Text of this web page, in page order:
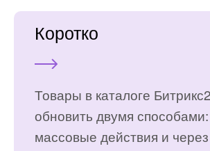
Коротко
Товары в каталоге
обновить двумя
массовые действия и